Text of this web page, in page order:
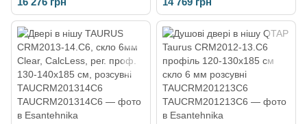
прозоре) FEN3340B
FEN3540B